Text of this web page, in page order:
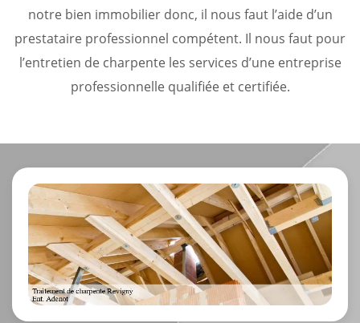
notre bien immobilier donc, il nous faut l’aide d’un
prestataire professionnel compétent. Il nous faut pour
l’entretien de charpente les services d’une entreprise
professionnelle qualifiée et certifiée.